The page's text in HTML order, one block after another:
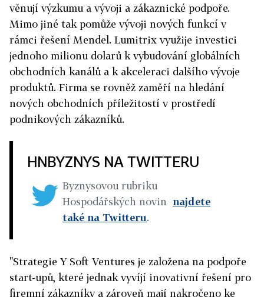
věnují výzkumu a vývoji a zákaznické podpoře.
Mimo jiné tak pomůže vývoji nových funkcí v
rámci řešení Mendel. Lumitrix využije investici
jednoho milionu dolarů k vybudování globálních
obchodních kanálů a k akceleraci dalšího vývoje
produktů. Firma se rovněž zaměří na hledání
nových obchodních příležitostí v prostředí
podnikových zákazníků.
HNBYZNYS NA TWITTERU
Byznysovou rubriku
Hospodářských novin najdete
také na Twitteru.
"Strategie Y Soft Ventures je založena na podpoře
start-upů, které jednak vyvíjí inovativní řešení pro
firemní zákazníky a zároveň mají nakročeno ke